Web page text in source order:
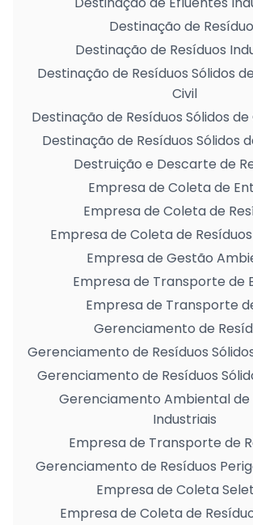
Destinação de
Destinação de Resíduos
Destinação de Resíduos Sólidos
Civil
Destinação de Resíduos Sólidos
Destinação de Resíduos Sólidos
Destruição e Descarte de
Empresa de Coleta de
Empresa de Coleta de
Empresa de Coleta de
Empresa de Gestão
Empresa de Transporte de
Empresa de Transporte
Gerenciamento de
Gerenciamento de Resíduos
Gerenciamento de Resíduos
Gerenciamento Ambiental de
Industriais
Empresa de Transporte de
Gerenciamento de Resíduos
Empresa de Coleta
Empresa de Coleta de